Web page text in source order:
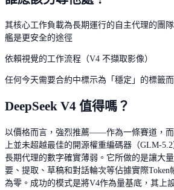
其核心工作負載為長期運行的自主代理的團
艦是更安全的途徑
依賴視覺的工作流程（V4 不擷取影像）
任何今天需要合約中標示為「穩定」的標籤
DeepSeek V4 值得嗎？
以價格而言，強烈推薦——作為一條賽道，
上並未超越最佳的開源權重編碼器（GLM-
長期代理的數字確實薄弱。它所做的是讓
要、提取、草稿和對話輪次等佔據實際
為零。成功的模式是將V4作為量基底，其上